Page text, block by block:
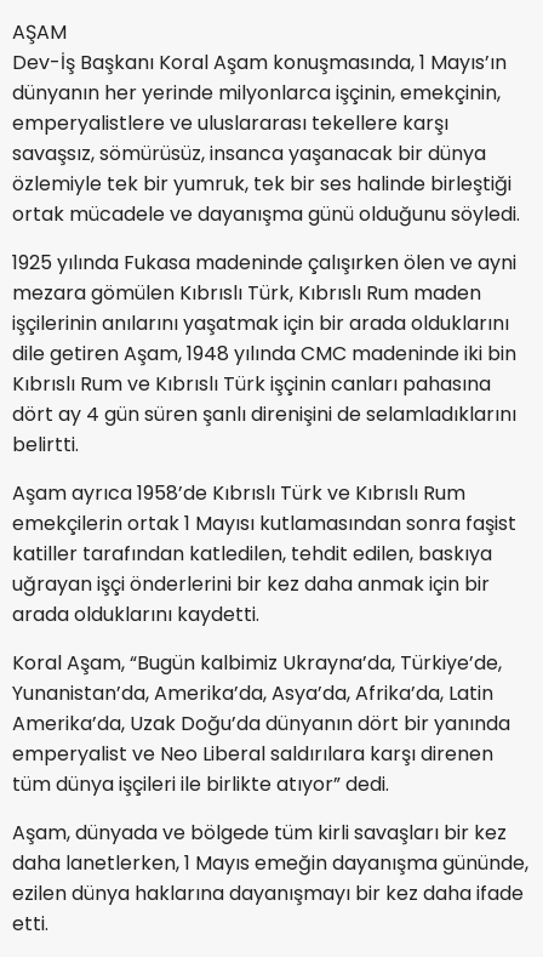
AŞAM
Dev-İş Başkanı Koral Aşam konuşmasında, 1 Mayıs’ın
dünyanın her yerinde milyonlarca işçinin, emekçinin,
emperyalistlere ve uluslararası tekellere karşı
savaşsız, sömürüsüz, insanca yaşanacak bir dünya
özlemiyle tek bir yumruk, tek bir ses halinde birleştiği
ortak mücadele ve dayanışma günü olduğunu söyledi.
1925 yılında Fukasa madeninde çalışırken ölen ve ayni
mezara gömülen Kıbrıslı Türk, Kıbrıslı Rum maden
işçilerinin anılarını yaşatmak için bir arada olduklarını
dile getiren Aşam, 1948 yılında CMC madeninde iki bin
Kıbrıslı Rum ve Kıbrıslı Türk işçinin canları pahasına
dört ay 4 gün süren şanlı direnişini de selamladıklarını
belirtti.
Aşam ayrıca 1958’de Kıbrıslı Türk ve Kıbrıslı Rum
emekçilerin ortak 1 Mayısı kutlamasından sonra faşist
katiller tarafından katledilen, tehdit edilen, baskıya
uğrayan işçi önderlerini bir kez daha anmak için bir
arada olduklarını kaydetti.
Koral Aşam, “Bugün kalbimiz Ukrayna’da, Türkiye’de,
Yunanistan’da, Amerika’da, Asya’da, Afrika’da, Latin
Amerika’da, Uzak Doğu’da dünyanın dört bir yanında
emperyalist ve Neo Liberal saldırılara karşı direnen
tüm dünya işçileri ile birlikte atıyor” dedi.
Aşam, dünyada ve bölgede tüm kirli savaşları bir kez
daha lanetlerken, 1 Mayıs emeğin dayanışma gününde,
ezilen dünya haklarına dayanışmayı bir kez daha ifade
etti.